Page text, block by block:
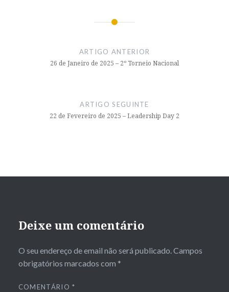
ARTIGO ANTERIOR
26 de Janeiro de 2025 – 2º Torneio Nacional
ARTIGO SEGUINTE
22 de Fevereiro de 2025 – Leadership Day 2
Deixe um comentário
O seu endereço de email não será publicado.Campos
obrigatórios marcados com *
COMENTÁRIO*